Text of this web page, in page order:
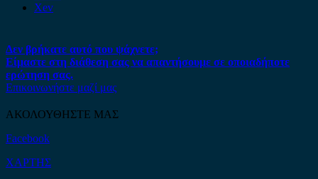
Xev
Δεν βρήκατε αυτό που ψάχνετε;
Είμαστε στη διάθεση σας να απαντήσουμε σε οποιαδήποτε
ερώτηση σας.
Επικοινωνήστε μαζί μας
ΑΚΟΛΟΥΘΗΣΤΕ ΜΑΣ
Facebook
ΧΑΡΤΗΣ